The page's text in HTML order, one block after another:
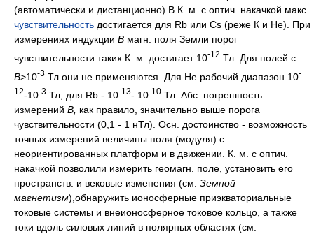
(автоматически и дистанционно).В К. м. с оптич. накачкой макс.
чувствительность достигается для Rb или Cs (реже К и Не). При
измерениях индукции В магн. поля Земли порог
чувствительности таких К. м. достигает 10-12 Тл. Для полей с
B>10-3 Тл они не применяются. Для Не рабочий диапазон 10-
12-10-3 Тл, для Rb - 10-13- 10-10 Тл. Абс. погрешность
измерений В, как правило, значительно выше порога
чувствительности (0,1 - 1 нТл). Осн. достоинство - возможность
точных измерений величины поля (модуля) с
неориентированных платформ и в движении. К. м. с оптич.
накачкой позволили измерить геомагн. поле, установить его
пространств. и вековые изменения (см. Земной
магнетизм),обнаружить ионосферные приэкваториальные
токовые системы и внеионосферное токовое кольцо, а также
токи вдоль силовых линий в полярных областях (см.